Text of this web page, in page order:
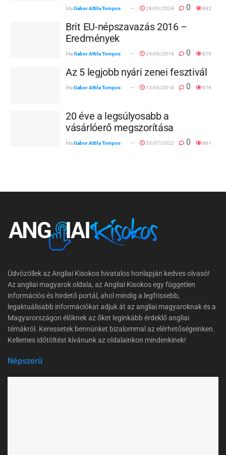
ÍrtaGabor Attila Tompos 28/09/2024 0 882
Brit EU-népszavazás 2016 –
Eredmények
ÍrtaGabor Attila Tompos 24/06/2016 0 879
Az 5 legjobb nyári zenei fesztivál
ÍrtaGabor Attila Tompos 13/06/2018 0 976
20 éve a legsúlyosabb a
vásárlóerő megszorítása
ÍrtaGabor Attila Tompos 20/07/2022 0 881
Üdvözöllek az Angliai Kisokos hivatalos honlapján kedves olvasó!
Az angliai magyarok oldala, az Angliai Kisokos egy független
információs és hirdető portál, ahol mindig a legfrissebb,
legaktuálisabb információkat adjuk át az angliai magyaroknak és a
Magyarországon élőknek az őket leginkább érdeklő angliai
témákról. Keressetek bennünket bizalommal az elérhetőségeinken.
Kellemes időtöltést kívánunk az oldalainkon mindenkinek!
Népszerű